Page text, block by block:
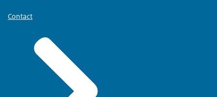
Contact